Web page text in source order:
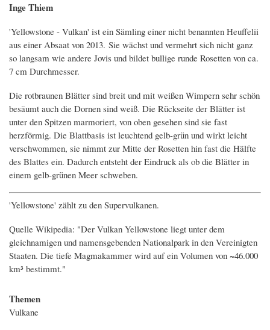
Inge Thiem
'Yellowstone - Vulkan' ist ein Sämling einer nicht benannten Heuffelii
aus einer Absaat von 2013. Sie wächst und vermehrt sich nicht ganz
so langsam wie andere Jovis und bildet bullige runde Rosetten von ca.
7 cm Durchmesser.
Die rotbraunen Blätter sind breit und mit weißen Wimpern sehr schön
besäumt auch die Dornen sind weiß. Die Rückseite der Blätter ist
unter den Spitzen marmoriert, von oben gesehen sind sie fast
herzförmig. Die Blattbasis ist leuchtend gelb-grün und wirkt leicht
verschwommen, sie nimmt zur Mitte der Rosetten hin fast die Hälfte
des Blattes ein. Dadurch entsteht der Eindruck als ob die Blätter in
einem gelb-grünen Meer schweben.
'Yellowstone' zählt zu den Supervulkanen.
Quelle Wikipedia: "Der Vulkan Yellowstone liegt unter dem
gleichnamigen und namensgebenden Nationalpark in den Vereinigten
Staaten. Die tiefe Magmakammer wird auf ein Volumen von ~46.000
km³ bestimmt."
Themen
Vulkane